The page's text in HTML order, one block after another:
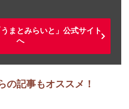
まとみらいと」公式サイト
へ
の記事もオススメ！